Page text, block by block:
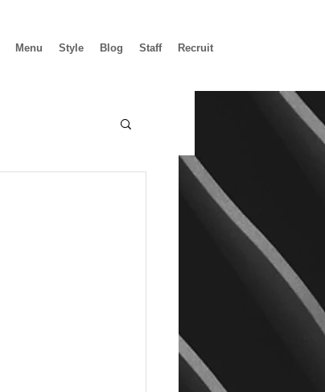
Menu Style Blog Staff Recruit